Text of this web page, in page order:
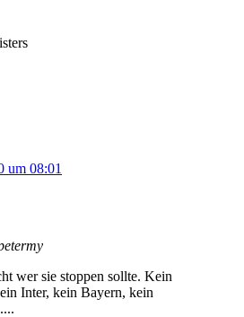
um 08:01
wer sie stoppen sollte. Kein
Inter, kein Bayern, kein